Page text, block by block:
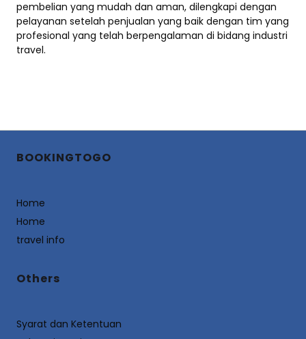
pembelian yang mudah dan aman, dilengkapi dengan
pelayanan setelah penjualan yang baik dengan tim yang
profesional yang telah berpengalaman di bidang industri
travel.
BOOKINGTOGO
Home
Home
travel info
Others
Syarat dan Ketentuan